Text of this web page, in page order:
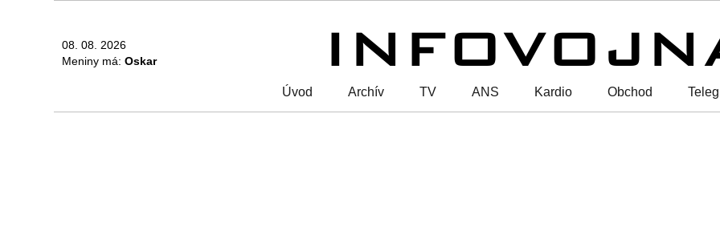
08. 08. 2026
Meniny má: Oskar
Úvod Archív TV ANS Kardio Obchod